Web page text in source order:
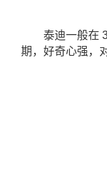
泰迪一般在
期，好奇心强，